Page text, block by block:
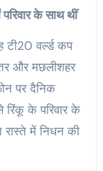
के साथ थीं
टी20 वर्ल्ड कप
और मछलीशहर
पर दैनिक
रिंकू के परिवार के
में निधन की